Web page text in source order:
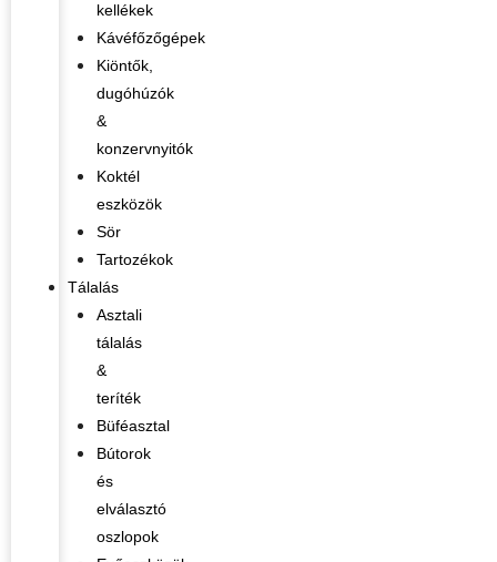
kellékek
Kávéfőzőgépek
Kiöntők,
dugóhúzók
&
konzervnyitók
Koktél
eszközök
Sör
Tartozékok
Tálalás
Asztali
tálalás
&
teríték
Büféasztal
Bútorok
és
elválasztó
oszlopok